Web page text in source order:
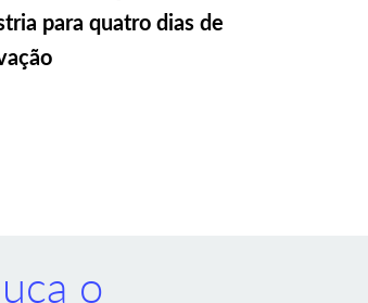
para quatro dias de
o